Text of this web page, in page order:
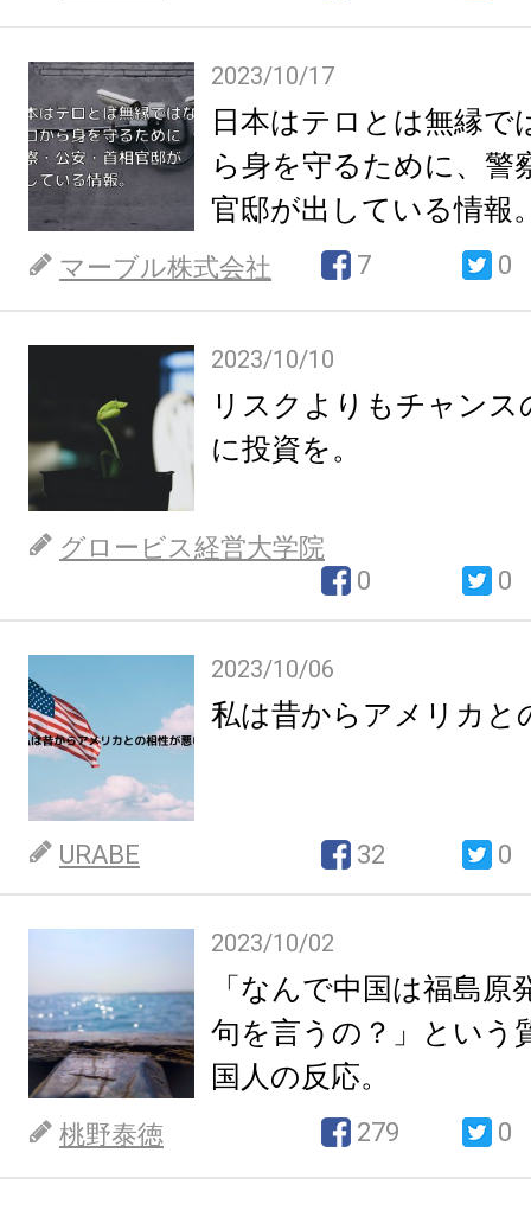
2023/10/17
日本はテロとは無縁で
ら身を守るために、警
官邸が出している情報
マーブル株式会社 7 0
2023/10/10
リスクよりもチャンス
に投資を。
グロービス経営大学院
0
0
2023/10/06
私は昔からアメリカと
URABE 32 0
2023/10/02
「なんで中国は福島原
句を言うの？」という
国人の反応。
桃野泰徳 279 0